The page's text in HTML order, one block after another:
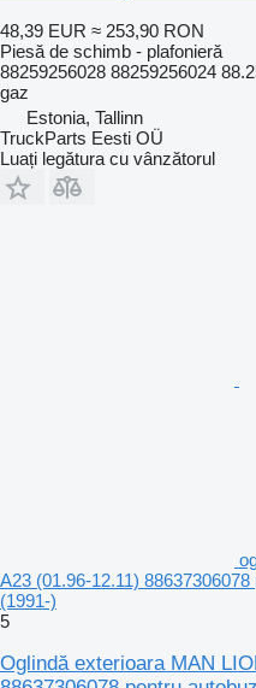
48,39 EUR ≈ 253,90 RON
Piesă de schimb - plafonieră
88259256028 88259256024
gaz
Estonia, Tallinn
TruckParts Eesti OÜ
Luați legătura cu vânzătorul
A23 (01.96-12.11)
(1991-)
5
Oglindă exterioara MAN